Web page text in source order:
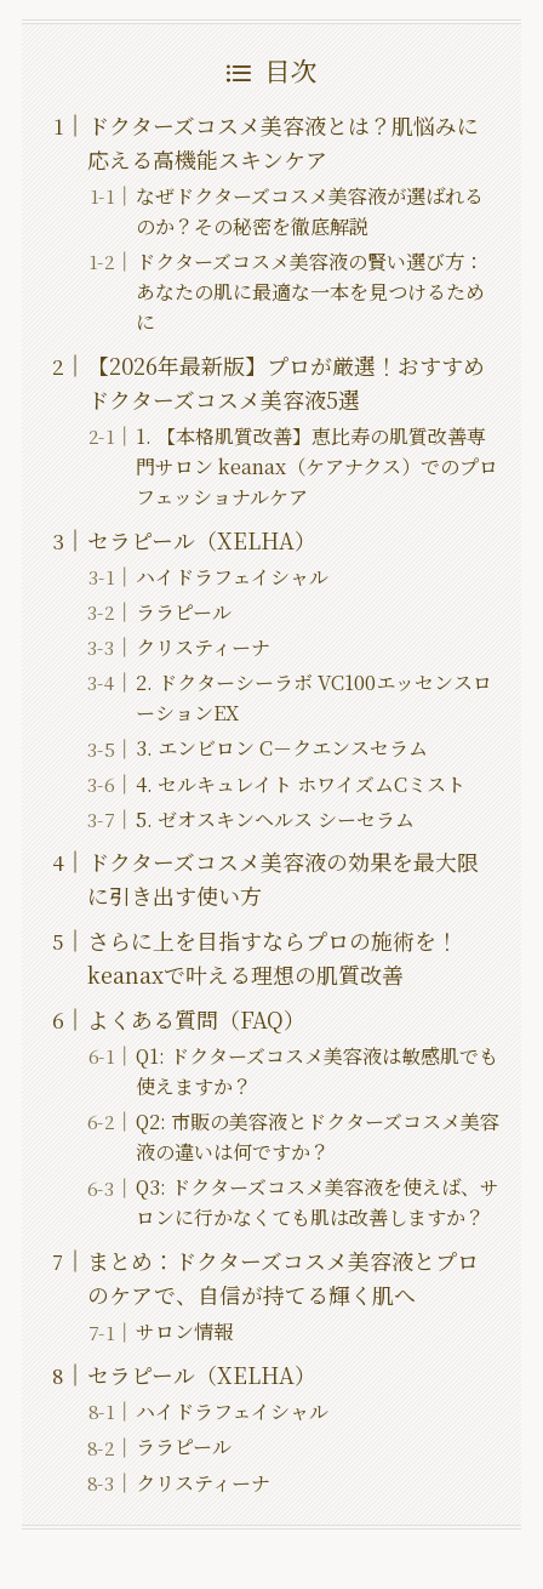
目次
ドクターズコスメ美容液とは？肌悩みに
応える高機能スキンケア
なぜドクターズコスメ美容液が選ばれる
のか？その秘密を徹底解説
ドクターズコスメ美容液の賢い選び方：
あなたの肌に最適な一本を見つけるため
に
【2026年最新版】プロが厳選！おすすめ
ドクターズコスメ美容液5選
1. 【本格肌質改善】恵比寿の肌質改善専
門サロン keanax（ケアナクス）でのプロ
フェッショナルケア
セラピール（XELHA）
ハイドラフェイシャル
ララピール
クリスティーナ
2. ドクターシーラボ VC100エッセンスロ
ーションEX
3. エンビロン C－クエンスセラム
4. セルキュレイト ホワイズムCミスト
5. ゼオスキンヘルス シーセラム
ドクターズコスメ美容液の効果を最大限
に引き出す使い方
さらに上を目指すならプロの施術を！
keanaxで叶える理想の肌質改善
よくある質問（FAQ）
Q1: ドクターズコスメ美容液は敏感肌でも
使えますか？
Q2: 市販の美容液とドクターズコスメ美容
液の違いは何ですか？
Q3: ドクターズコスメ美容液を使えば、サ
ロンに行かなくても肌は改善しますか？
まとめ：ドクターズコスメ美容液とプロ
のケアで、自信が持てる輝く肌へ
サロン情報
セラピール（XELHA）
ハイドラフェイシャル
ララピール
クリスティーナ